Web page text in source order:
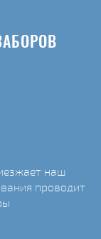
наш
проводит